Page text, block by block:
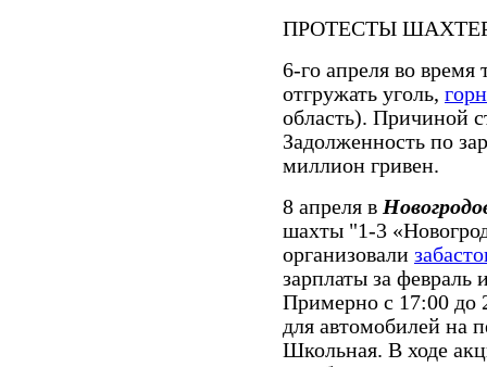
ПРОТЕСТЫ
6-го апреля во время
отгружать уголь,
область). Причиной
Задолженность по
миллион гривен.
8 апреля в
шахты "1-3
организовали
зарплаты за февраль
Примерно с 17:00 до
для автомобилей на
Школьная. В ходе